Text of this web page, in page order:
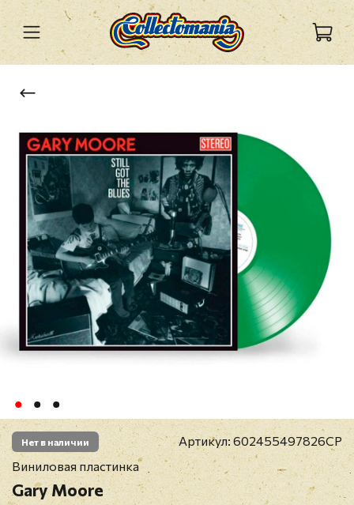
Нет в наличии Артикул: 602455497826CP
Виниловая пластинка
Gary Moore